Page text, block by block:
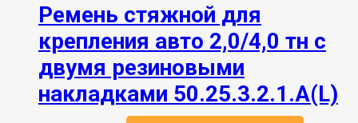
Ремень стяжной для
крепления авто 2,0/4,0 тн с
двумя резиновыми
накладками 50.25.3.2.1.А(L)